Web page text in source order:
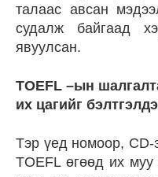
талаас авсан
судалж байгаад
явуулсан.
TOEFL –ын
их цагийг
Тэр үед номоор,
TOEFL өгөөд их